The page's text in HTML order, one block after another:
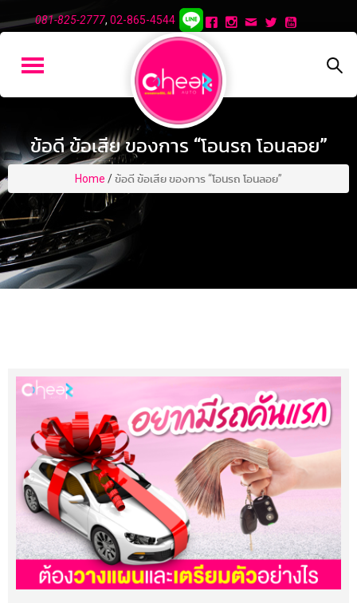
081-825-2777, 02-865-4544
ข้อดี ข้อเสีย ของการ “โอนรถ โอนลอย”
Home /ข้อดี ข้อเสีย ของการ “โอนรถ โอนลอย”